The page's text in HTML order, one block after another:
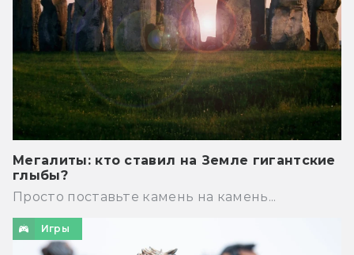
Мегалиты: кто ставил на Земле гигантские
глыбы?
Просто поставьте камень на камень...
Игры